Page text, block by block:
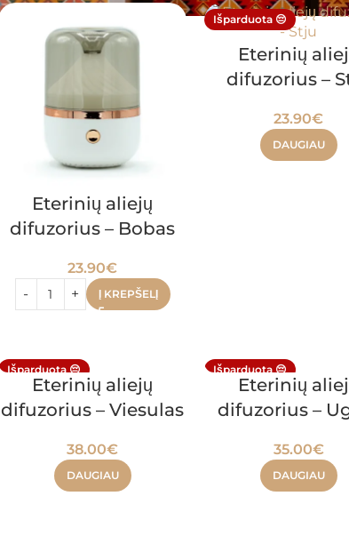
Eterinių aliejų
difuzorius – Bobas
23.90€
Į KREPŠELĮ
Išparduota 😔
Eterinių
difuzorius –
23.90€
DAUGIAU
Išparduota 😔
Eterinių aliejų
difuzorius – Viesulas
38.00€
DAUGIAU
Išparduota 😔
Eterinių
difuzorius –
35.00€
DAUGIAU